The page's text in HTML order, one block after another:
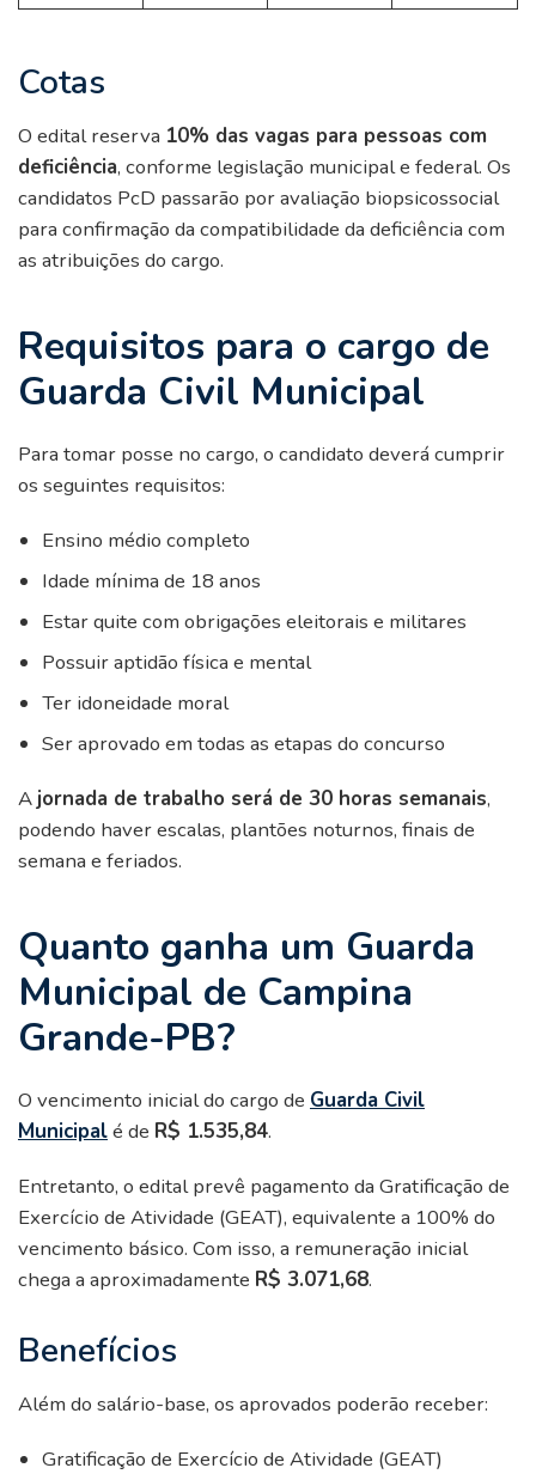
Cotas
O edital reserva 10% das vagas para pessoas com
deficiência, conforme legislação municipal e federal. Os
candidatos PcD passarão por avaliação biopsicossocial
para confirmação da compatibilidade da deficiência com
as atribuições do cargo.
Requisitos para o cargo de
Guarda Civil Municipal
Para tomar posse no cargo, o candidato deverá cumprir
os seguintes requisitos:
Ensino médio completo
Idade mínima de 18 anos
Estar quite com obrigações eleitorais e militares
Possuir aptidão física e mental
Ter idoneidade moral
Ser aprovado em todas as etapas do concurso
Ajornada de trabalho será de 30 horas semanais,
podendo haver escalas, plantões noturnos, finais de
semana e feriados.
Quanto ganha um Guarda
Municipal de Campina
Grande-PB?
O vencimento inicial do cargo de Guarda Civil
Municipalé de R$ 1.535,84.
Entretanto, o edital prevê pagamento da Gratificação de
Exercício de Atividade (GEAT), equivalente a 100% do
vencimento básico. Com isso, a remuneração inicial
chega a aproximadamente R$ 3.071,68.
Benefícios
Além do salário-base, os aprovados poderão receber:
Gratificação de Exercício de Atividade (GEAT)